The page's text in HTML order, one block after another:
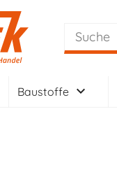
Baustoffe